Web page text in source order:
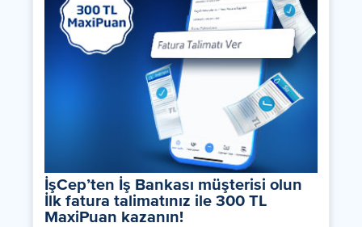
İşCep’ten İş Bankası müşterisi olun
İlk fatura talimatınız ile 300 TL
MaxiPuan kazanın!